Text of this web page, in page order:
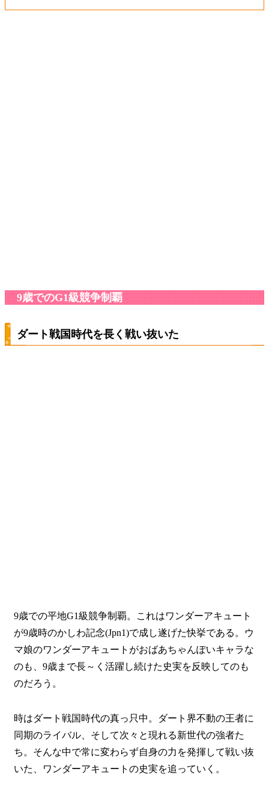
9歳でのG1級競争制覇
ダート戦国時代を長く戦い抜いた
9歳での平地G1級競争制覇。これはワンダーアキュート
が9歳時のかしわ記念(Jpn1)で成し遂げた快挙である。ウ
マ娘のワンダーアキュートがおばあちゃんぽいキャラな
のも、9歳まで長～く活躍し続けた史実を反映してのも
のだろう。
時はダート戦国時代の真っ只中。ダート界不動の王者に
同期のライバル、そして次々と現れる新世代の強者た
ち。そんな中で常に変わらず自身の力を発揮して戦い抜
いた、ワンダーアキュートの史実を追っていく。